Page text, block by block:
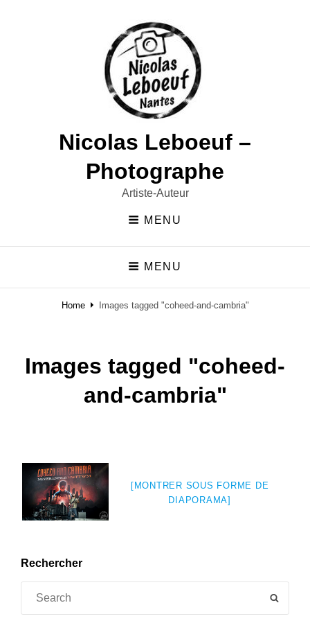
Nicolas Leboeuf –
Photographe
Artiste-Auteur
MENU
MENU
Home Images tagged "coheed-and-cambria"
Images tagged "coheed-
and-cambria"
[MONTRER SOUS FORME DE
DIAPORAMA]
Rechercher